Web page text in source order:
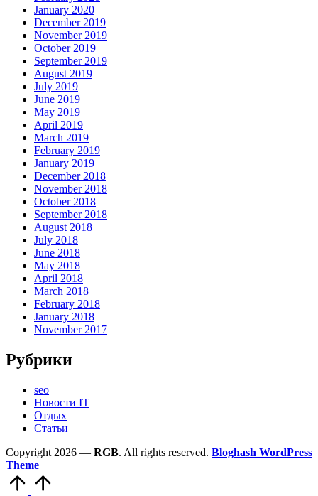
January 2020
December 2019
November 2019
October 2019
September 2019
August 2019
July 2019
June 2019
May 2019
April 2019
March 2019
February 2019
January 2019
December 2018
November 2018
October 2018
September 2018
August 2018
July 2018
June 2018
May 2018
April 2018
March 2018
February 2018
January 2018
November 2017
Рубрики
seo
Новости IT
Отдых
Статьи
Copyright 2026 — RGB. All rights reserved. Bloghash WordPress
Theme